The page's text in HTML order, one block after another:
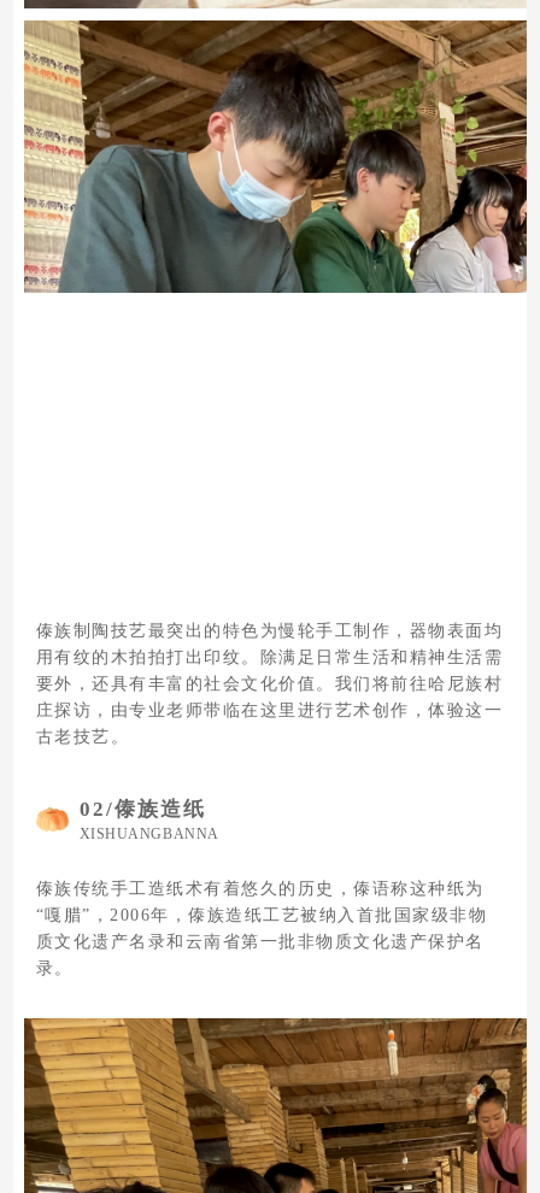
傣族制陶技艺最突出的特色为慢轮手工制作，器物表面均
用有纹的木拍拍打出印纹。除满足日常生活和精神生活需
要外，还具有丰富的社会文化价值。我们将前往哈尼族村
庄探访，由专业老师带临在这里进行艺术创作，体验这一
古老技艺。
02/傣族造纸
XISHUANGBANNA
傣族传统手工造纸术有着悠久的历史，傣语称这种纸为
“嘎腊”，2006年，傣族造纸工艺被纳入首批国家级非物
质文化遗产名录和云南省第一批非物质文化遗产保护名
录。